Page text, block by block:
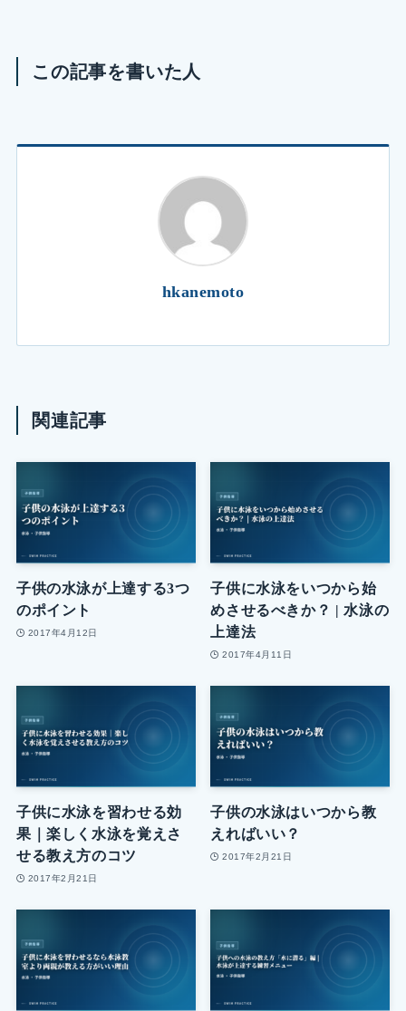
この記事を書いた人
hkanemoto
関連記事
子供の水泳が上達する3つ
のポイント
2017年4月12日
子供に水泳をいつから始
めさせるべきか？ | 水泳の
上達法
2017年4月11日
子供に水泳を習わせる効
果｜楽しく水泳を覚えさ
せる教え方のコツ
2017年2月21日
子供の水泳はいつから教
えればいい？
2017年2月21日